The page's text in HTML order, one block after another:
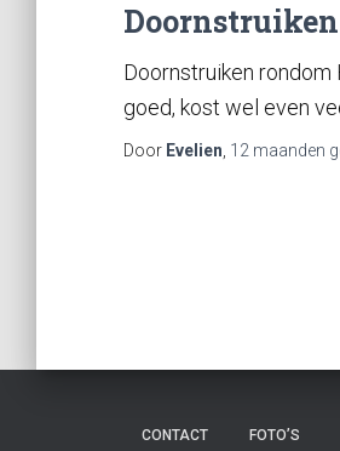
Doornstruiken
Doornstruiken
goed, kost wel even
Door Evelien 12 maanden
CONTACT FOTO’S